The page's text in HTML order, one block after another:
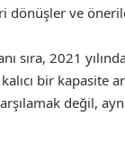
dönüşler ve
sıra, 2021
bir kapasite
değil,